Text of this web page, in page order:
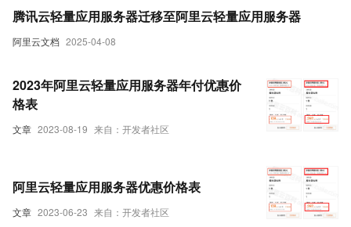
阿里云文档 2025-04-08
腾讯云轻量应用服务器迁移至阿里云轻量应用服务器
文章 2023-08-19 来自：开发者社区
2023年阿里云轻量应用服务器年付优惠价
格表
文章 2023-06-23 来自：开发者社区
阿里云轻量应用服务器优惠价格表